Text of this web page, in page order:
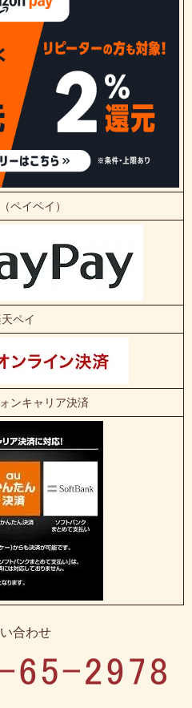
ペイペイ）
ペイ
ンキャリア決済
合わせ